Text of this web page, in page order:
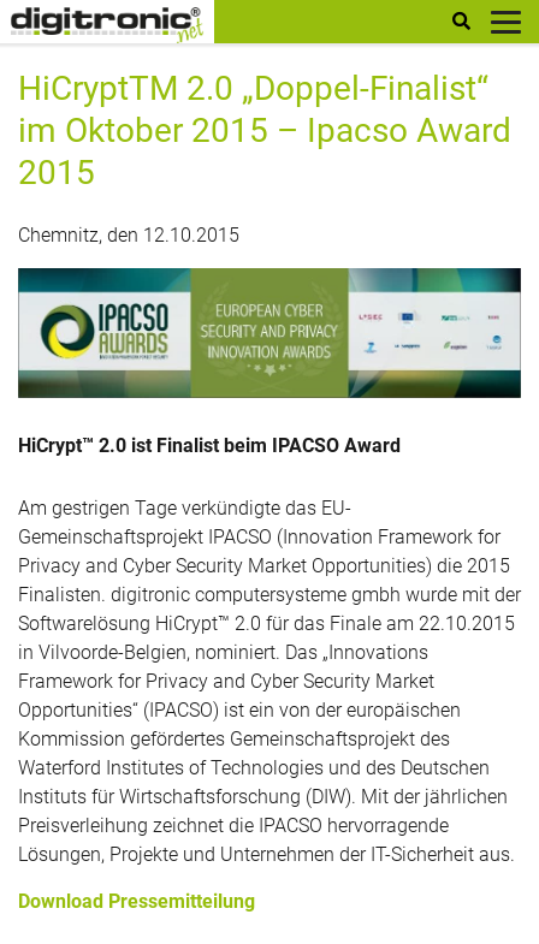
digitronic
HiCryptTM 2.0 „Doppel-Finalist“
im Oktober 2015 – Ipacso Award
2015
Chemnitz, den 12.10.2015
HiCrypt™ 2.0 ist Finalist beim IPACSO Award
Am gestrigen Tage verkündigte das EU-
Gemeinschaftsprojekt IPACSO (Innovation Framework for
Privacy and Cyber Security Market Opportunities) die 2015
Finalisten. digitronic computersysteme gmbh wurde mit der
Softwarelösung HiCrypt™ 2.0 für das Finale am 22.10.2015
in Vilvoorde-Belgien, nominiert. Das „Innovations
Framework for Privacy and Cyber Security Market
Opportunities“ (IPACSO) ist ein von der europäischen
Kommission gefördertes Gemeinschaftsprojekt des
Waterford Institutes of Technologies und des Deutschen
Instituts für Wirtschaftsforschung (DIW). Mit der jährlichen
Preisverleihung zeichnet die IPACSO hervorragende
Lösungen, Projekte und Unternehmen der IT-Sicherheit aus.
Download Pressemitteilung